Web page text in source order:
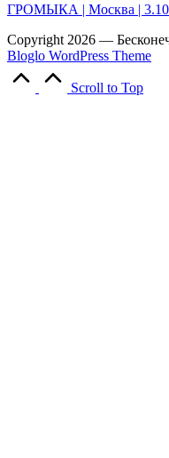
ГРОМЫКА | Москва |
Copyright 2026 —
Bloglo WordPress Theme
Scroll to Top